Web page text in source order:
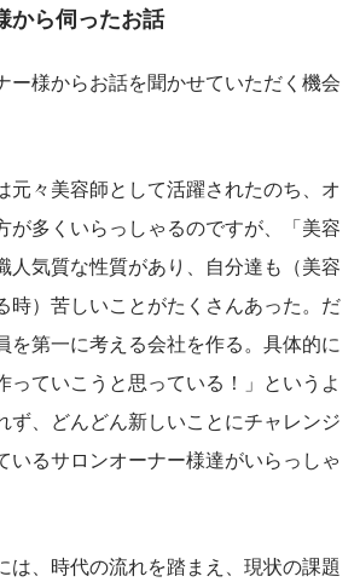
から伺ったお話
ー様からお話を聞かせていただく機会
元々美容師として活躍されたのち、オ
が多くいらっしゃるのですが、「美容
人気質な性質があり、自分達も（美容
時）苦しいことがたくさんあった。だ
を第一に考える会社を作る。具体的に
っていこうと思っている！」というよ
ず、どんどん新しいことにチャレンジ
いるサロンオーナー様達がいらっしゃ
は、時代の流れを踏まえ、現状の課題